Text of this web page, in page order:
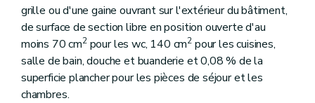
grille ou d'une gaine ouvrant sur l'extérieur du bâtiment,
de surface de section libre en position ouverte d'au
moins 70 cm2pour les wc, 140 cm2 pour les cuisines,
salle de bain, douche et buanderie et 0,08 % de la
superficie plancher pour les pièces de séjour et les
chambres.